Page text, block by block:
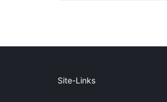
Site-Links